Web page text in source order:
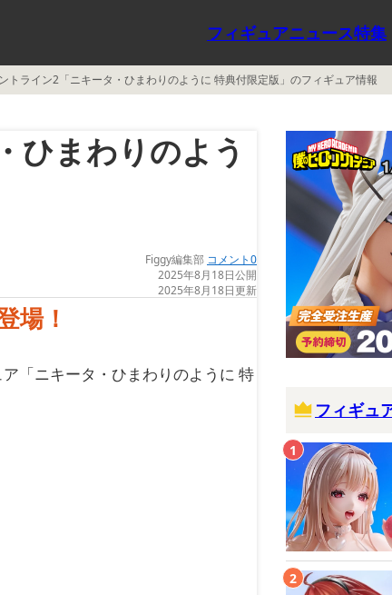
フィギュアニュース特集
トライン2「ニキータ・ひまわりのように 特典付限定版」のフィギュア情報
ひまわりのよう
Figgy編集部 コメント0
2025年8月18日公開
2025年8月18日更新
場！
「ニキータ・ひまわりのように 特
フィギュ
1
2